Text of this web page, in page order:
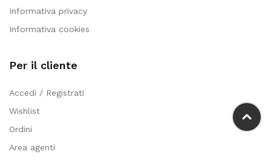
Informativa privacy
Informativa cookies
Per il cliente
Accedi / Registrati
Wishlist
Ordini
Area agenti